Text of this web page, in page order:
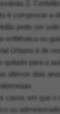
é comprovar a
pode ser
enfitêutica ou
Urbano é de
quitado para a
últimos dois
casos em que
ou